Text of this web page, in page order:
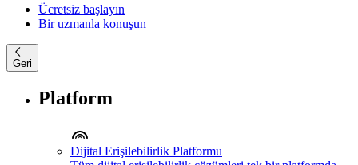
Ücretsiz başlayın
Bir uzmanla konuşun
Geri
Platform
Dijital Erişilebilirlik Platformu